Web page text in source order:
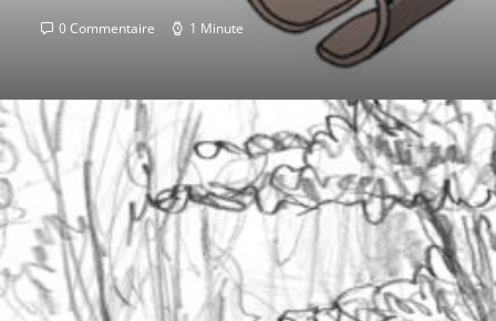
0 Commentaire 1 Minute